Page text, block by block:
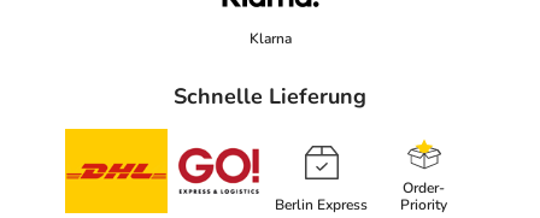
Klarna
Schnelle Lieferung
Berlin Express
Order-
Priority